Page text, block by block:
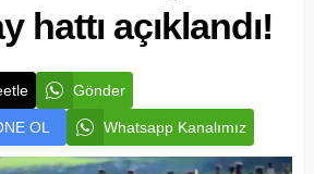
hattı açıklandı!
Gönder
OL Whatsapp Kanalımız